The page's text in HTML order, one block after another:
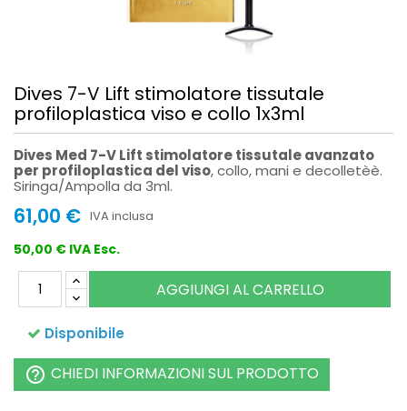
Dives 7-V Lift stimolatore tissutale
profiloplastica viso e collo 1x3ml
Dives Med 7-V Lift stimolatore tissutale avanzato
per profiloplastica del viso, collo, mani e decolletèè.
Siringa/Ampolla da 3ml.
61,00 € IVA inclusa
50,00 € IVA Esc.
AGGIUNGI AL CARRELLO
Disponibile
help_outline CHIEDI INFORMAZIONI SUL PRODOTTO